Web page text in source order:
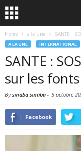
Home a la une SANTE :
A LA UNE INTERNATIONAL
SANTE :
sur les
Bysinaba sinaba - 5 octobre
Facebook